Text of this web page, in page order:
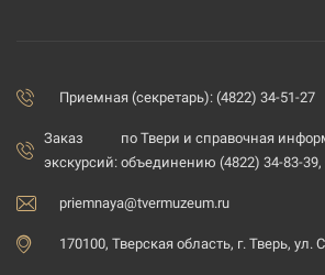
Приемная (секретарь): (4822) 34-51-27
Заказ
экскурсий:
по Твери и справочная
объединению (4822) 34-83-39,
priemnaya@tvermuzeum.ru
170100, Тверская область, г. Тверь, ул.